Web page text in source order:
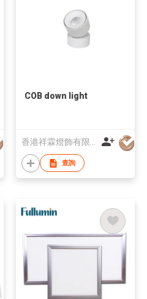
COB down light
香港祥霖燈飾有限公司
查詢